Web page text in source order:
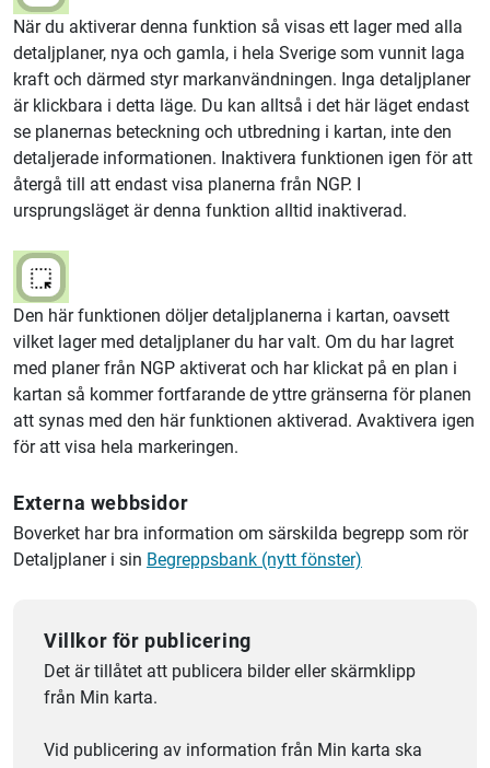
När du aktiverar denna funktion så visas ett lager med alla
detaljplaner, nya och gamla, i hela Sverige som vunnit laga
kraft och därmed styr markanvändningen. Inga detaljplaner
är klickbara i detta läge. Du kan alltså i det här läget endast
se planernas beteckning och utbredning i kartan, inte den
detaljerade informationen. Inaktivera funktionen igen för att
återgå till att endast visa planerna från NGP. I
ursprungsläget är denna funktion alltid inaktiverad.
Den här funktionen döljer detaljplanerna i kartan, oavsett
vilket lager med detaljplaner du har valt. Om du har lagret
med planer från NGP aktiverat och har klickat på en plan i
kartan så kommer fortfarande de yttre gränserna för planen
att synas med den här funktionen aktiverad. Avaktivera igen
för att visa hela markeringen.
Externa webbsidor
Boverket har bra information om särskilda begrepp som rör
Detaljplaner i sin Begreppsbank (nytt fönster)
Villkor för publicering
Det är tillåtet att publicera bilder eller skärmklipp
från Min karta.
Vid publicering av information från Min karta ska